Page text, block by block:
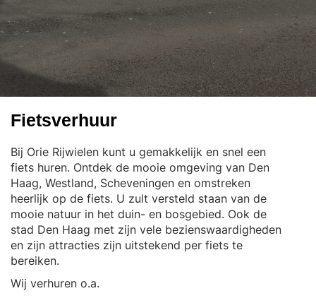
Fietsverhuur
Bij Orie Rijwielen kunt u gemakkelijk en snel een
fiets huren. Ontdek de mooie omgeving van Den
Haag, Westland, Scheveningen en omstreken
heerlijk op de fiets. U zult versteld staan van de
mooie natuur in het duin- en bosgebied. Ook de
stad Den Haag met zijn vele bezienswaardigheden
en zijn attracties zijn uitstekend per fiets te
bereiken.
Wij verhuren o.a.